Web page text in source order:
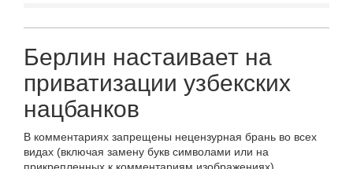
Берлин настаивает на
приватизации узбекских
нацбанков
В комментариях запрещены нецензурная брань во всех
видах (включая замену букв символами или на